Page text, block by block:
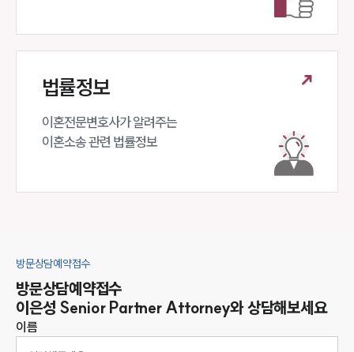
법률정보
이혼전문변호사가 알려주는
이혼소송 관련 법률정보
방문상담예약접수
방문상담예약접수
이은성 Senior Partner Attorney와 상담해보세요
이름